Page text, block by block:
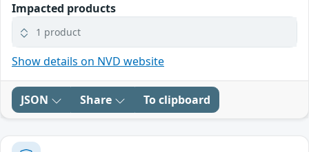
Impacted products
1 product
Show details on NVD website
JSON Share To clipboard